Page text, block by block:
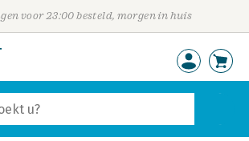
voor 23:00 besteld, morgen in huis